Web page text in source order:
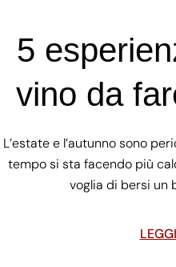
5
vino da
L’estate e l’autunno sono
tempo si sta facendo più
voglia di bersi un